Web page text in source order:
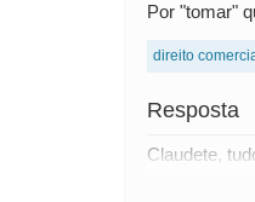
Por "tomar"
direito
Resposta
Claudete,